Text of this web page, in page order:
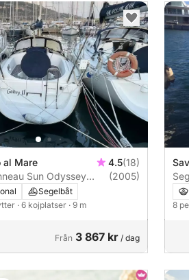
al Mare 4.5(18)
Sun Odyssey
(2005)
Segelbåt
· 6 kojplatser · 9 m
Från 3 867 kr / dag
8